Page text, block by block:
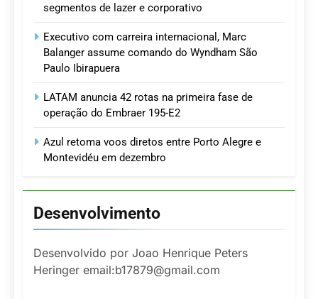
segmentos de lazer e corporativo
Executivo com carreira internacional, Marc
Balanger assume comando do Wyndham São
Paulo Ibirapuera
LATAM anuncia 42 rotas na primeira fase de
operação do Embraer 195-E2
Azul retoma voos diretos entre Porto Alegre e
Montevidéu em dezembro
Desenvolvimento
Desenvolvido por Joao Henrique Peters
Heringer email:b17879@gmail.com